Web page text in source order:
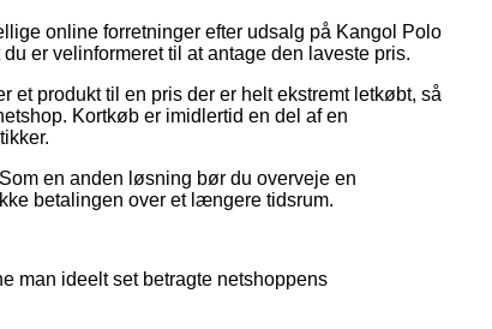
online forretninger efter udsalg på Kangol Polo
er velinformeret til at antage den laveste pris.
produkt til en pris der er helt ekstremt letkøbt, så
Kortkøb er imidlertid en del af en
en anden løsning bør du overveje en
betalingen over et længere tidsrum.
man ideelt set betragte netshoppens